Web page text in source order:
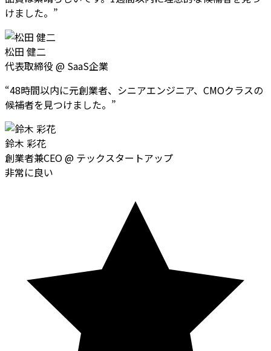
けました。 ”
松田 健二
代表取締役 @ SaaS企業
“48時間以内に元創業者、シニアエンジニア、CMOクラスの
候補者を見つけました。 ”
鈴木 彩花
創業者兼CEO@ テックスタートアップ
非常に良い